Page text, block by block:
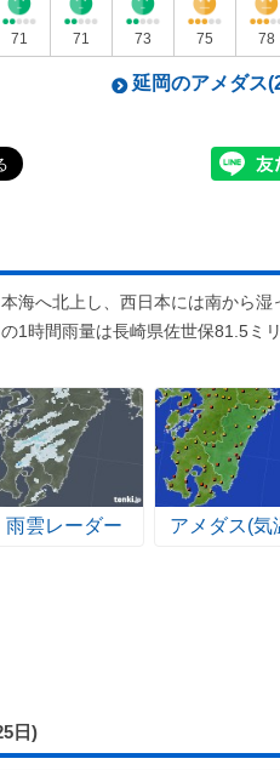
71 71 73 75 78
延岡のアメダス
海へ北上し、西日本には南から湿
1時間雨量は長崎県佐世保81.5ミ
雨雲レーダー アメダス(気
日)